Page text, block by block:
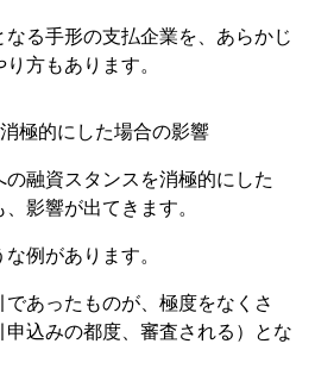
る手形の支払企業を、あらかじ
方もあります。
極的にした場合の影響
融資スタンスを消極的にした
影響が出てきます。
例があります。
あったものが、極度をなくさ
込みの都度、審査される）とな